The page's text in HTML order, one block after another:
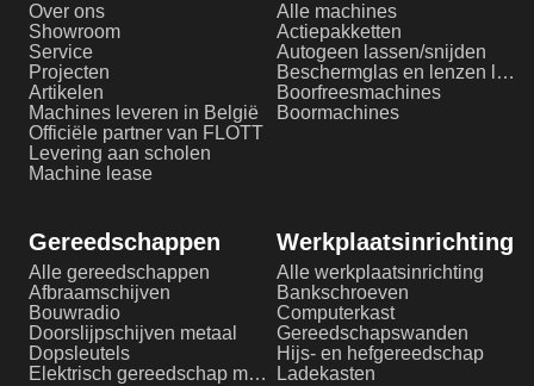
Over ons
Showroom
Service
Projecten
Artikelen
Machines leveren in België
Officiële partner van FLOTT
Levering aan scholen
Machine lease
Alle machines
Actiepakketten
Autogeen lassen/snijden
Beschermglas en lenzen laserlassen
Boorfreesmachines
Boormachines
Gereedschappen
Alle gereedschappen
Afbraamschijven
Bouwradio
Doorslijpschijven metaal
Dopsleutels
Elektrisch gereedschap metaalbewerking
Werkplaatsinrichting
Alle werkplaatsinrichting
Bankschroeven
Computerkast
Gereedschapswanden
Hijs- en hefgereedschap
Ladekasten